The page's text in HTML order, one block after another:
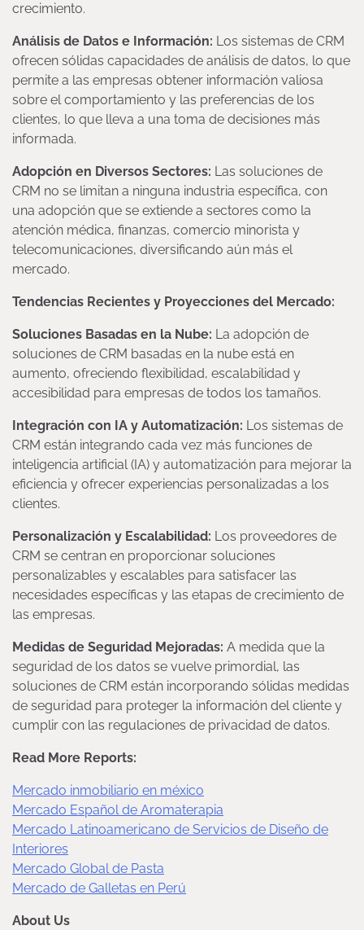
crecimiento.
Análisis de Datos e Información: Los sistemas de CRM
ofrecen sólidas capacidades de análisis de datos, lo que
permite a las empresas obtener información valiosa
sobre el comportamiento y las preferencias de los
clientes, lo que lleva a una toma de decisiones más
informada.
Adopción en Diversos Sectores: Las soluciones de
CRM no se limitan a ninguna industria específica, con
una adopción que se extiende a sectores como la
atención médica, finanzas, comercio minorista y
telecomunicaciones, diversificando aún más el
mercado.
Tendencias Recientes y Proyecciones del Mercado:
Soluciones Basadas en la Nube: La adopción de
soluciones de CRM basadas en la nube está en
aumento, ofreciendo flexibilidad, escalabilidad y
accesibilidad para empresas de todos los tamaños.
Integración con IA y Automatización: Los sistemas de
CRM están integrando cada vez más funciones de
inteligencia artificial (IA) y automatización para mejorar la
eficiencia y ofrecer experiencias personalizadas a los
clientes.
Personalización y Escalabilidad: Los proveedores de
CRM se centran en proporcionar soluciones
personalizables y escalables para satisfacer las
necesidades específicas y las etapas de crecimiento de
las empresas.
Medidas de Seguridad Mejoradas: A medida que la
seguridad de los datos se vuelve primordial, las
soluciones de CRM están incorporando sólidas medidas
de seguridad para proteger la información del cliente y
cumplir con las regulaciones de privacidad de datos.
Read More Reports:
Mercado inmobiliario en méxico
Mercado Español de Aromaterapia
Mercado Latinoamericano de Servicios de Diseño de
Interiores
Mercado Global de Pasta
Mercado de Galletas en Perú
About Us